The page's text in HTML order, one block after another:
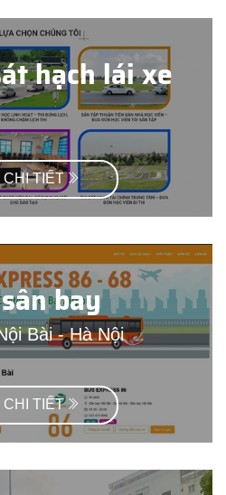
hạch lái xe
CHI TIẾT
bay
Bài - Hà Nội
CHI TIẾT